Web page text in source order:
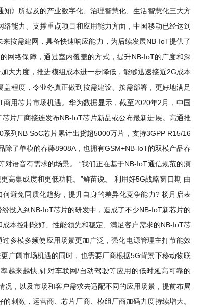
》所提及的产业数字化、治理智慧化、生活智慧化三大方
能力、支撑重点项目和应用能力方面，中国移动已经达到
按需建网，具备快速响应能力，为后续发展NB-IoT提供了
网络保障，通过室内覆盖的方式，提升NB-IoT的广度和深
大力度，推进模组成本进一步降低，能够迅速接近2G成本
程度，令业务真正做到按需建设、按需部署，更好地满足
用芯片市场机遇。华为数据显示，截至2020年2月，中国
片厂商接连发布NB-IoT芯片新品或公布最新进展。高通推
列NB SoC芯片累计出货超5000万片，支持3GPP R15/16
了单模的春藤8908A，也拥有GSM+NB-IoT的双模产品春
语音有需求的场景。 “我们正在基于NB-IoT通信规范的演
高集成度和更低功耗。”鲜苗说。 利用好5G战略窗口期 由
避免同质化趋势，提升自身的差异化竞争能力? 杨月启表
投入到NB-IoT芯片的研发中，造成了不少NB-IoT新芯片的
本控制较好、性能领先和稳定、满足客户需求的NB-IoT芯
多模多频使应用场景更加广泛，强化电源管理主打节能效
广阔市场机遇的同时，也需要厂商根据5G背景下移动物联
越来越快;针对车联网/自动驾驶等应用的低时延高可靠的
，以及市场和客户需求去适配不同的应用场景，提前布局
刺激，运营商、芯片厂商、模组厂商加码力度持续增大。